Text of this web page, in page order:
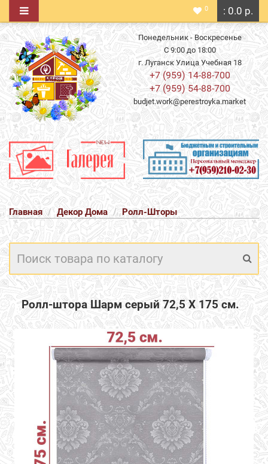
: 0.0 р.
0
Понедельник - Воскресенье
С 9:00 до 18:00
г. Луганск Улица Учебная 18
+7 (959) 14-88-700
+7 (959) 54-88-700
budjet.work@perestroyka.market
Главная Декор Дома Ролл-Шторы
Ролл-штора Шарм серый 72,5 Х 175 см.